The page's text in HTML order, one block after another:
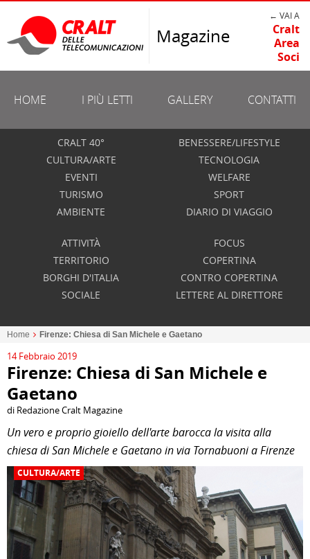
Magazine
← VAI A
Cralt
Area
Soci
HOME I PIÙ LETTI GALLERY CONTATTI
CRALT 40°
CULTURA/ARTE
EVENTI
TURISMO
AMBIENTE
BENESSERE/LIFESTYLE
TECNOLOGIA
WELFARE
SPORT
DIARIO DI VIAGGIO
ATTIVITÀ
TERRITORIO
BORGHI D'ITALIA
SOCIALE
FOCUS
COPERTINA
CONTRO COPERTINA
LETTERE AL DIRETTORE
Home Firenze: Chiesa di San Michele e Gaetano
14 Febbraio 2019
Firenze: Chiesa di San Michele e
Gaetano
di Redazione Cralt Magazine
Un vero e proprio gioiello dell'arte barocca la visita alla
chiesa di San Michele e Gaetano in via Tornabuoni a Firenze
CULTURA/ARTE